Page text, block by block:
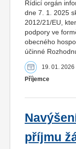
Řídicí orgán
dne 7. 1. 2025
2012/21/EU,
podpory ve
obecného
účinné
19. 01. 2026
Příjemce
příjmu